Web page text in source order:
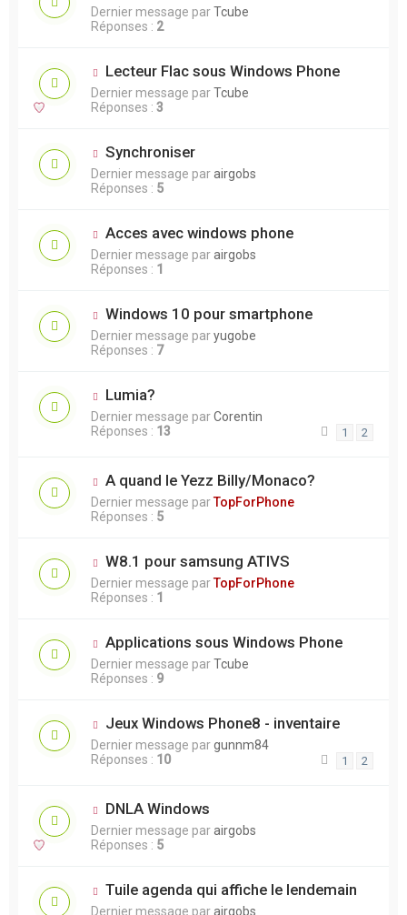
Dernier message parTcube
Réponses : 2
Lecteur Flac sous Windows Phone
Dernier message parTcube
Réponses : 3
Synchroniser
Dernier message parairgobs
Réponses : 5
Acces avec windows phone
Dernier message parairgobs
Réponses : 1
Windows 10 pour smartphone
Dernier message paryugobe
Réponses : 7
Lumia?
Dernier message parCorentin
Réponses : 13 1 2
A quand le Yezz Billy/Monaco?
Dernier message parTopForPhone
Réponses : 5
W8.1 pour samsung ATIVS
Dernier message parTopForPhone
Réponses : 1
Applications sous Windows Phone
Dernier message parTcube
Réponses : 9
Jeux Windows Phone8 - inventaire
Dernier message pargunnm84
Réponses : 10 1 2
DNLA Windows
Dernier message parairgobs
Réponses : 5
Tuile agenda qui affiche le lendemain
Dernier message parairgobs